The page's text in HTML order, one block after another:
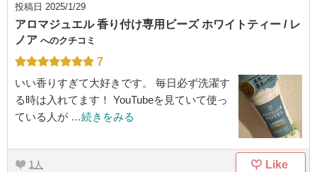
投稿日 2025/1/29
アロマジュエル 香り付け専用ビーズ ホワイトティー / レ
ノア へのクチコミ
7
いい香りすぎて大好きです。 毎日必ず洗濯す
る時は入れてます！ YouTubeを見ていて使っ
ている人が …続きをみる
1 Like